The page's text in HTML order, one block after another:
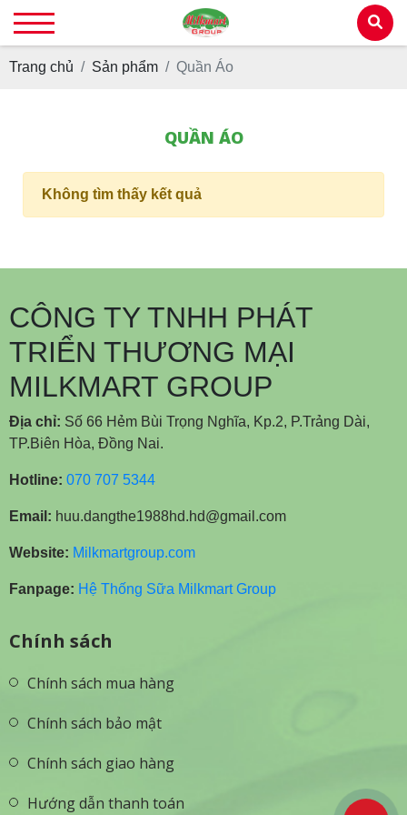
Trang chủ Sản phẩm Quần Áo
QUẦN ÁO
Không tìm thấy kết quả
CÔNG TY TNHH PHÁT
TRIỂN THƯƠNG MẠI
MILKMART GROUP
Địa chỉ: Số 66 Hẻm Bùi Trọng Nghĩa, Kp.2, P.Trảng Dài,
TP.Biên Hòa, Đồng Nai.
Hotline: 070 707 5344
Email: huu.dangthe1988hd.hd@gmail.com
Website: Milkmartgroup.com
Fanpage: Hệ Thống Sữa Milkmart Group
Chính sách
Chính sách mua hàng
Chính sách bảo mật
Chính sách giao hàng
Hướng dẫn thanh toán